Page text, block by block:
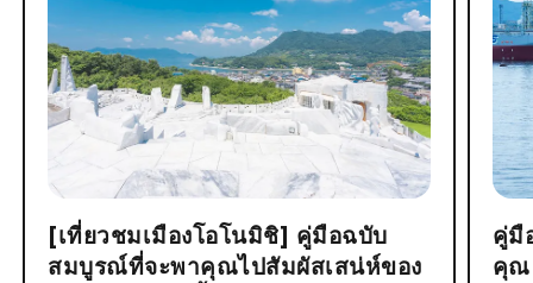
[เที่ยวชมเมืองโอโนมิชิ] คู่มือฉบับ
สมบูรณ์ที่จะพาคุณไปสัมผัสเสน่ห์ของ
คู่มื
คุณ